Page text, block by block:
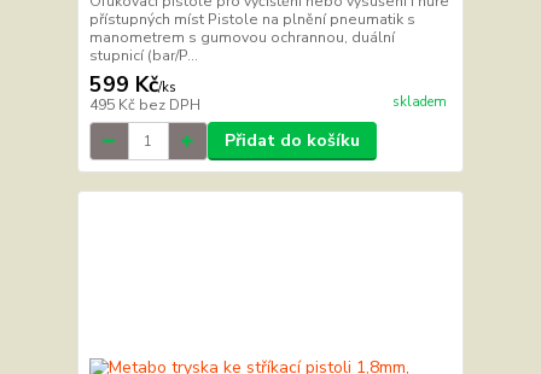
přístupných míst Pistole na plnění pneumatik s
manometrem s gumovou ochrannou, duální
stupnicí (bar/P...
599 Kč/ks
495 Kč bez DPH skladem
Přidat do košíku